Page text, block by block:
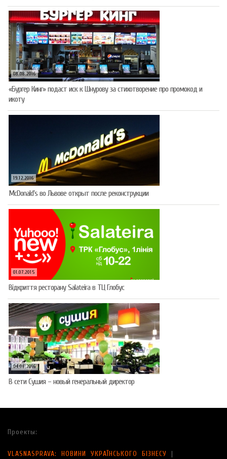
08.08.2016
«Бургер Кинг» подаст иск к Шнурову за стихотворение про промокод и
икоту
19.12.2016
McDonald’s во Львове открыт после реконструкции
01.07.2015
Відкриття ресторану Salateirа в ТЦ Глобус
04.08.2016
В сети Сушия – новый генеральный директор
Проекты:
VLASNASPRAVA: НОВИНИ УКРАЇНСЬКОГО БІЗНЕСУ |